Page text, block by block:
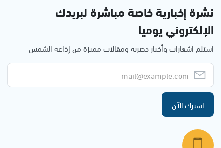
نشرة إخبارية خاصة مباشرة لبريدك
الإلكتروني يوميا
استلم اشعارات وأخبار حصرية ومقالات مميزة من إذاعة الشمس
اشترك الآن